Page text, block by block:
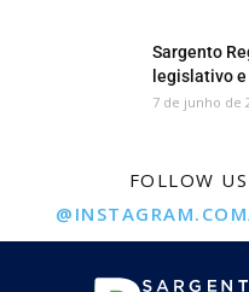
Sargento
legislativo e
7 de junho de
FOLLOW